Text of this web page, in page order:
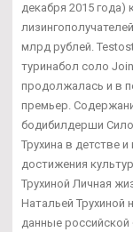
декабря 2015
млрд рублей.
туринабол соло
продолжалась и в
премьер.
бодибилдерши
Трухина в детстве
достижения
Трухиной Личная
Натальей
данные